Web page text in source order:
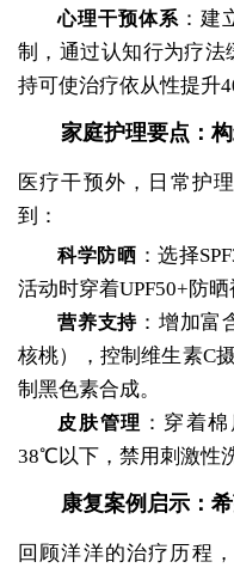
心理干预体系 ：建
制，通过认知行为疗法
持可使治疗依从性提升
家庭护理要点：
医疗干预外，日常护
到：
科学防晒 ：选择
活动时穿着UPF50+防
营养支持 ：增加富
核桃），控制维生素C
制黑色素合成。
皮肤管理 ：穿着
38℃以下，禁用刺激性
康复案例启示：
回顾洋洋的治疗历程